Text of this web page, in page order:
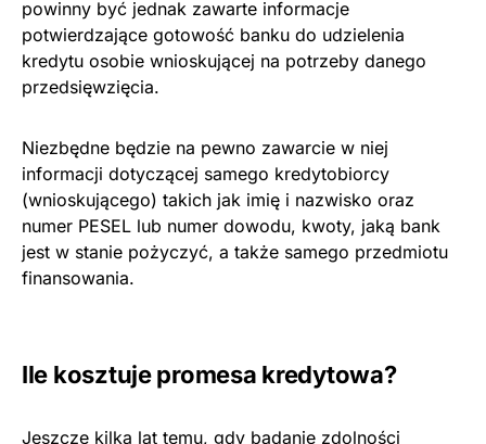
powinny być jednak zawarte informacje
potwierdzające gotowość banku do udzielenia
kredytu osobie wnioskującej na potrzeby danego
przedsięwzięcia.
Niezbędne będzie na pewno zawarcie w niej
informacji dotyczącej samego kredytobiorcy
(wnioskującego) takich jak imię i nazwisko oraz
numer PESEL lub numer dowodu, kwoty, jaką bank
jest w stanie pożyczyć, a także samego przedmiotu
finansowania.
Ile kosztuje promesa kredytowa?
Jeszcze kilka lat temu, gdy badanie zdolności